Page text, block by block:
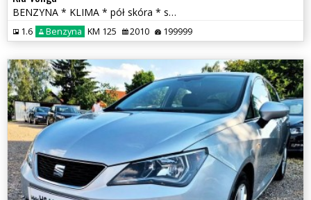
BENZYNA * KLIMA * pół skóra * super * okazja * POLECAMY
1.6 Benzyna KM 125 2010 199999